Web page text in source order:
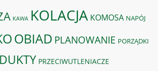
KAWA KOLACJA KOMOSA NAPÓJ
OBIAD PLANOWANIE PORZĄDKI
PRZECIWUTLENIACZE